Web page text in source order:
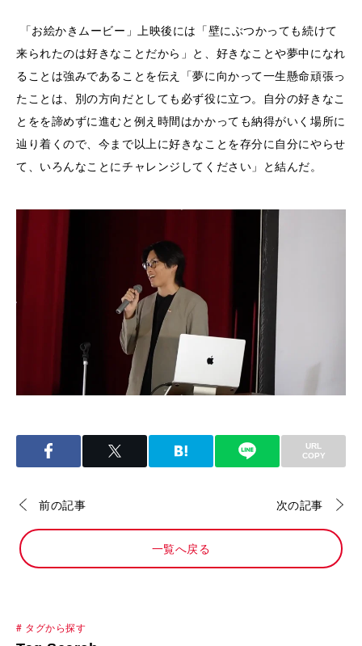
「お絵かきムービー」上映後には「壁にぶつかっても続けて
来られたのは好きなことだから」と、好きなことや夢中になれ
ることは強みであることを伝え「夢に向かって一生懸命頑張っ
たことは、別の方向だとしても必ず役に立つ。自分の好きなこ
とをを諦めずに進むと例え時間はかかっても納得がいく場所に
辿り着くので、今まで以上に好きなことを存分に自分にやらせ
て、いろんなことにチャレンジしてください」と結んだ。
URL
COPY
前の記事
一覧へ戻る
次の記事
# タグから探す